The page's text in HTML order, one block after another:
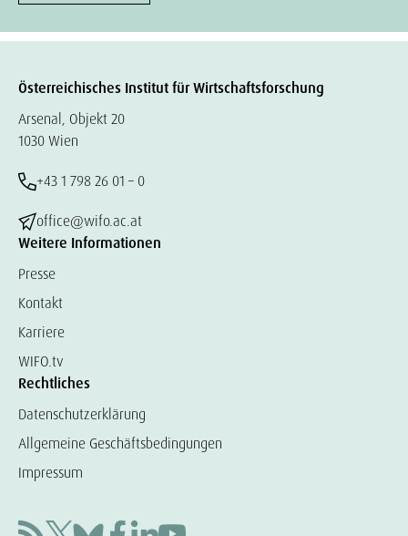
Österreichisches Institut für Wirtschaftsforschung
Arsenal, Objekt 20
1030 Wien
+43 1 798 26 01 – 0
office@wifo.ac.at
Weitere Informationen
Presse
Kontakt
Karriere
WIFO.tv
Rechtliches
Datenschutzerklärung
Allgemeine Geschäftsbedingungen
Impressum